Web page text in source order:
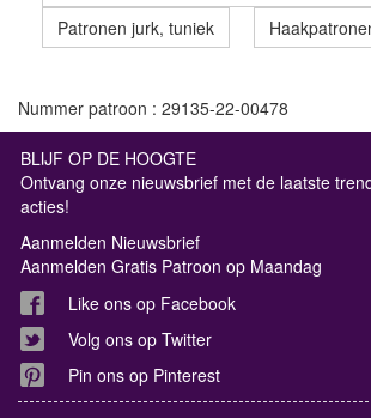
Patronen jurk, tuniek
Nummer patroon : 29135-22-00478
BLIJF OP DE HOOGTE
Ontvang onze nieuwsbrief met de laatste
acties!
Aanmelden Nieuwsbrief
Aanmelden Gratis Patroon op Maandag
Like ons op Facebook
Volg ons op Twitter
Pin ons op Pinterest